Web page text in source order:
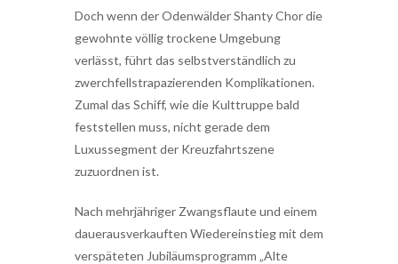
Doch wenn der Odenwälder Shanty Chor die
gewohnte völlig trockene Umgebung
verlässt, führt das selbstverständlich zu
zwerchfellstrapazierenden Komplikationen.
Zumal das Schiff, wie die Kulttruppe bald
feststellen muss, nicht gerade dem
Luxussegment der Kreuzfahrtszene
zuzuordnen ist.
Nach mehrjähriger Zwangsflaute und einem
dauerausverkauften Wiedereinstieg mit dem
verspäteten Jubiläumsprogramm „Alte